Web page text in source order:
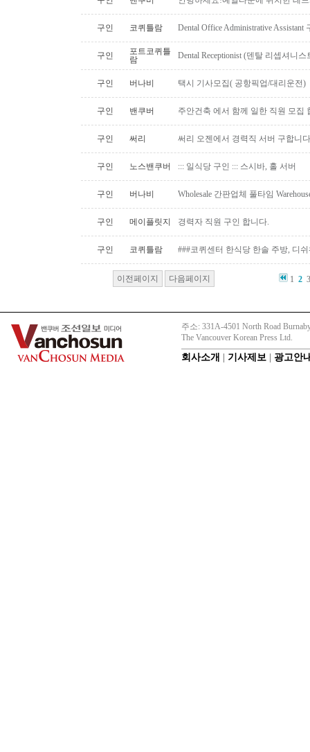
구인 코퀴틀람 Dental Office Administrative Assistant
구인
포트코퀴틀
람
Dental Receptionist (덴탈 리셉셔니
구인 버나비 택시 기사모집( 공항픽업/대리운전)
구인 밴쿠버 주안건축 에서 함께 일한 직원 모집
구인 써리 써리 오젠에서 경력직 서버 구합니다
구인 노스밴쿠버 ::: 일식당 구인 ::: 스시바, 홀 서버
구인 버나비 Wholesale 간판업체 풀타임
구인 메이플릿지 경력자 직원 구인 합니다.
구인 코퀴틀람 ###코퀴센터 한식당 한솔 주방, 디
이전페이지 다음페이지 1 2
주소: 331A-4501 North Road
The Vancouver Korean Press Ltd.
회사소개 기사제보 광고안